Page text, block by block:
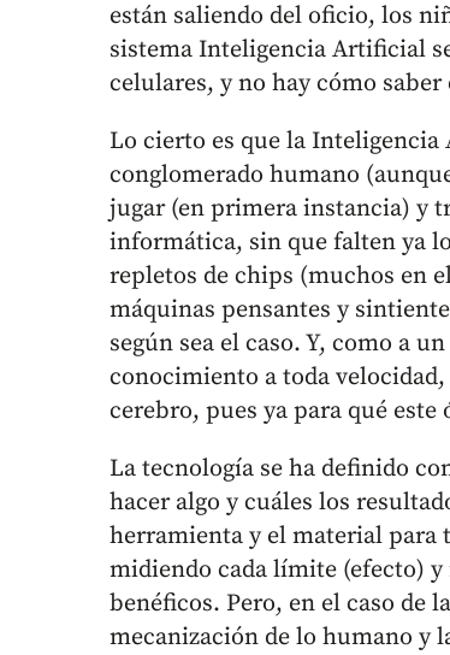
están saliendo del oficio, los
sistema Inteligencia Artificial
celulares, y no hay cómo saber
Lo cierto es que la
conglomerado humano
jugar (en primera instancia) y
informática, sin que falten ya
repletos de chips (muchos en
máquinas pensantes y
según sea el caso. Y, como a
conocimiento a toda
cerebro, pues ya para qué
La tecnología se ha definido
hacer algo y cuáles los
herramienta y el material para
midiendo cada límite (efecto)
benéficos. Pero, en el caso de
mecanización de lo humano y